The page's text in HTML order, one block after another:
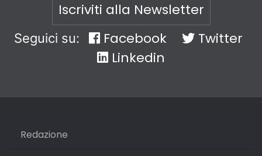
Iscriviti alla Newsletter
Seguici su: Facebook
Twitter
Linkedin
Redazione